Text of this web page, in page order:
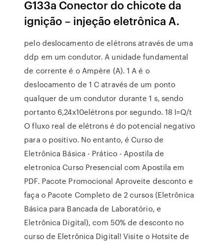
G133a Conector do chicote da
ignição – injeção eletrônica A.
pelo deslocamento de elétrons através de uma
ddp em um condutor. A unidade fundamental
de corrente é o Ampère (A). 1 A é o
deslocamento de 1 C através de um ponto
qualquer de um condutor durante 1 s, sendo
portanto 6,24x10elétrons por segundo. 18 I=Q/t
O fluxo real de elétrons é do potencial negativo
para o positivo. No entanto, é Curso de
Eletrônica Básica - Prático - Apostila de
eletronica Curso Presencial com Apostila em
PDF. Pacote Promocional Aproveite desconto e
faça o Pacote Completo de 2 cursos (Eletrônica
Básica para Bancada de Laboratório, e
Eletrônica Digital), com 50% de desconto no
curso de Eletrônica Digital! Visite o Hotsite de